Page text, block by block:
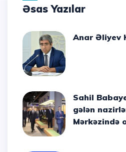
Əsas Yazılar
Anar Əliyev
Sahil Babayev Serbiyadan
gələn
Mərkəzində